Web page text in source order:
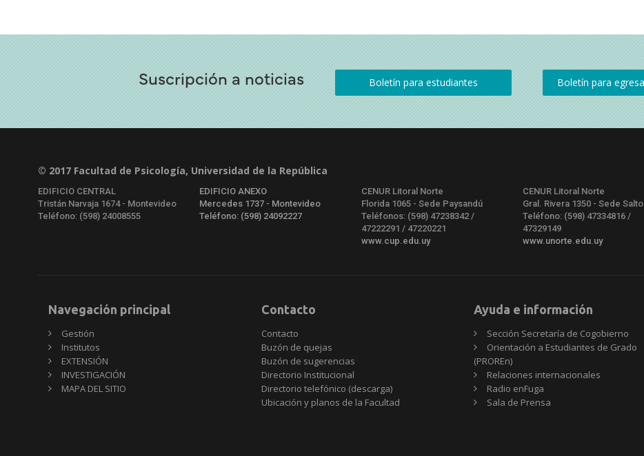
Suscripción a noticias
© 2017 Facultad de Psicología, Universidad de la República
EDIFICIO CENTRAL
Tristán Narvaja 1674 - Montevideo
Teléfono: (598) 24008555
EDIFICIO ANEXO
Mercedes 1737 - Montevideo
Teléfono: (598) 24092227
CENUR Litoral Norte
Florida 1065 - Sede Paysandú
Teléfonos: (598) 47238342 /
47222291 / 47220221
www.cup.edu.uy
CENUR Litoral Norte
Gral. Rivera 1350 - Sede Salto
Teléfono: (598) 47334816 /
47329149
www.unorte.edu.uy
Navegación principal
Gestión
Institutos
EXTENSIÓN
INVESTIGACIÓN
MAPA DEL SITIO
Contacto
Contacto
Buzón de quejas
Buzón de sugerencias
Directorio Institucional
Directorio telefónico (descarga)
Ubicación y planos de la Facultad
Ayuda e información
Sección Secretaría de Cogobierno
Orientación a Estudiantes de Grado
(PROREn)
Relaciones internacionales
Radio enFuga
Sala de Prensa